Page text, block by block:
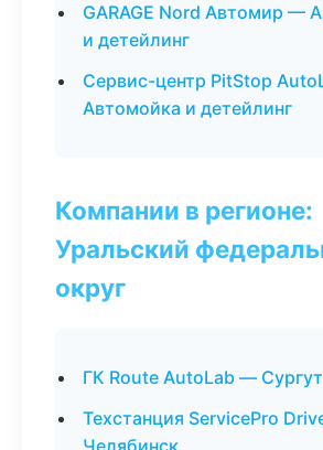
GARAGE Nord Автомир —
и детейлинг
Сервис-центр PitStop
Автомойка и детейлинг
Компании в регионе:
Уральский
округ
ГК Route AutoLab — Сургут
Техстанция ServicePro
Челябинск